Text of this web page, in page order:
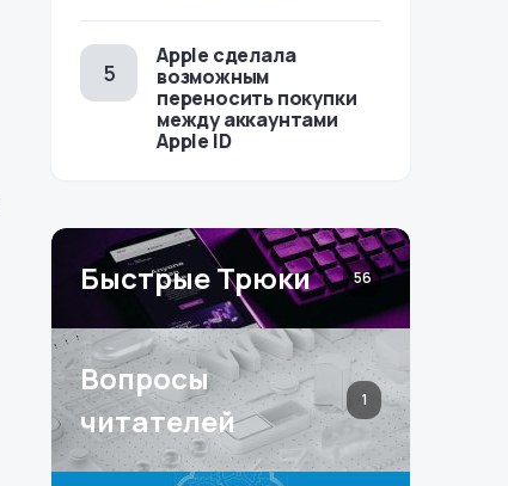
Apple сделала
возможным
переносить покупки
между аккаунтами
Apple ID
Быстрые Трюки 56
Вопросы
читателей
1